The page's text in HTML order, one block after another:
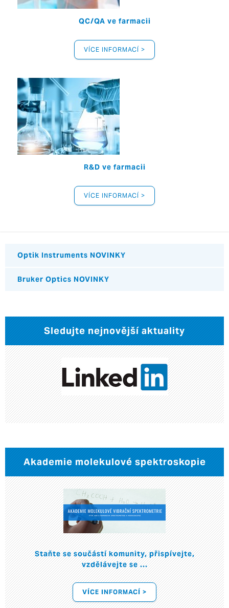
QC/QA ve farmacii
VÍCE INFORMACÍ >
R&D ve farmacii
VÍCE INFORMACÍ >
Optik Instruments NOVINKY
Bruker Optics NOVINKY
Sledujte nejnovější aktuality
Akademie molekulové spektroskopie
Staňte se součástí komunity, přispívejte,
vzdělávejte se ...
VÍCE INFORMACÍ >